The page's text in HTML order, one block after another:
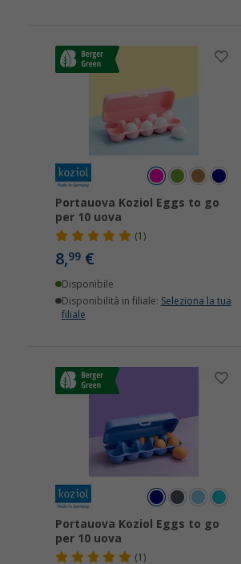
Portauova Koziol Eggs to go
per 10 uova
(1)
8,99 €
Disponibile
Disponibilità in filiale: Seleziona la tua
filiale
Portauova Koziol Eggs to go
per 10 uova
(1)